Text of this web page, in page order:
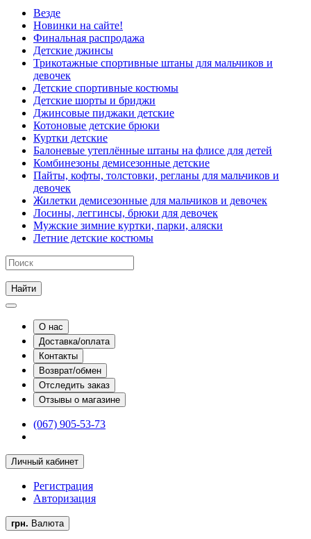
Везде
Новинки на сайте!
Финальная распродажа
Детские джинсы
Трикотажные спортивные штаны для мальчиков и
девочек
Детские спортивные костюмы
Детские шорты и бриджи
Джинсовые пиджаки детские
Котоновые детские брюки
Куртки детские
Балоневые утеплённые штаны на флисе для детей
Комбинезоны демисезонные детские
Пайты, кофты, толстовки, регланы для мальчиков и
девочек
Жилетки демисезонные для мальчиков и девочек
Лосины, леггинсы, брюки для девочек
Мужские зимние куртки, парки, аляски
Летние детские костюмы
Найти
О нас
Доставка/оплата
Контакты
Возврат/обмен
Отследить заказ
Отзывы о магазине
(067) 905-53-73
Личный кабинет
Регистрация
Авторизация
грн. Валюта